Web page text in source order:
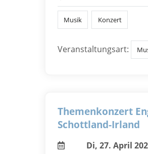
Musik Konzert
Veranstaltungsart:
Themenkonzert
Schottland-Irland
Di, 27. April